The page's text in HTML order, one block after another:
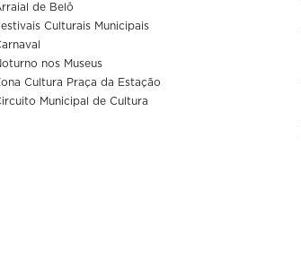
de Belô
Culturais Municipais
nos Museus
Cultura Praça da Estação
Municipal de Cultura